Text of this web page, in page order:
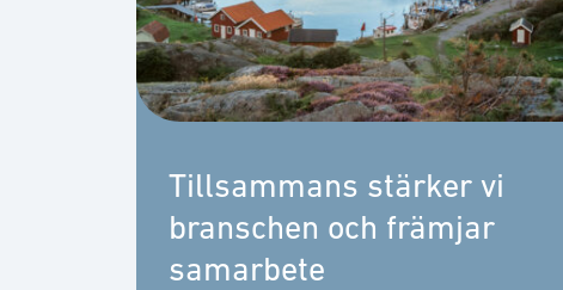
Tillsammans stärker vi
branschen och främjar
samarbete